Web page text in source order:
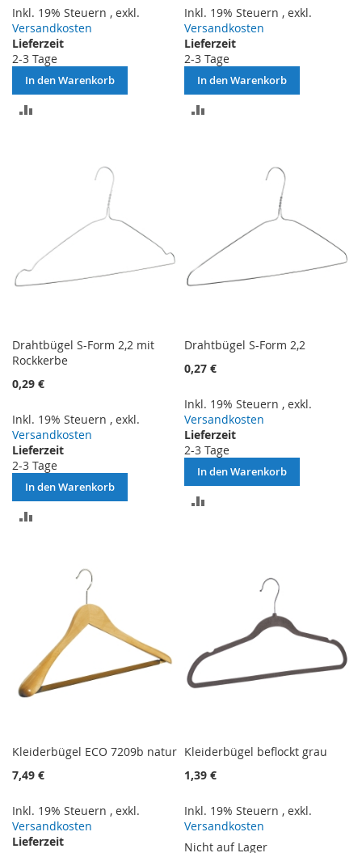
Inkl. 19% Steuern , exkl.
Versandkosten
Lieferzeit
2-3 Tage
In den Warenkorb
HINZUFÜGEN
Inkl. 19% Steuern ,exkl.
Versandkosten
Lieferzeit
2-3 Tage
In den Warenkorb
HINZUFÜGEN
Drahtbügel S-Form 2,2 mit
Rockkerbe
0,29 €
Inkl. 19% Steuern , exkl.
Versandkosten
Lieferzeit
2-3 Tage
In den Warenkorb
HINZUFÜGEN
Drahtbügel S-Form 2,2
0,27 €
Inkl. 19% Steuern ,exkl.
Versandkosten
Lieferzeit
2-3 Tage
In den Warenkorb
Kleiderbügel ECO 7209b natur
7,49 €
Inkl. 19% Steuern , exkl.
Versandkosten
Lieferzeit
Kleiderbügel beflockt grau
1,39 €
Inkl. 19% Steuern ,exkl.
Versandkosten
Nicht auf Lager